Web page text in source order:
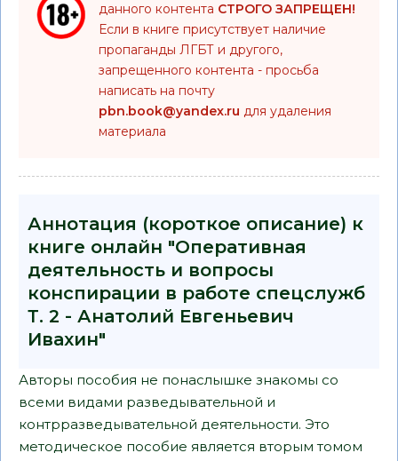
данного контента СТРОГО ЗАПРЕЩЕН!
Если в книге присутствует наличие
пропаганды ЛГБТ и другого,
запрещенного контента - просьба
написать на почту
pbn.book@yandex.ru для удаления
материала
Аннотация (короткое описание) к
книге онлайн "Оперативная
деятельность и вопросы
конспирации в работе спецслужб
Т. 2 - Анатолий Евгеньевич
Ивахин"
Авторы пособия не понаслышке знакомы со
всеми видами разведывательной и
контрразведывательной деятельности. Это
методическое пособие является вторым томом